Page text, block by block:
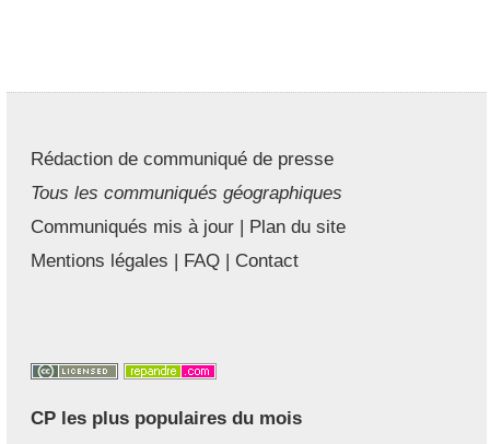
Rédaction de communiqué de presse
Tous les communiqués géographiques
Communiqués mis à jour | Plan du site
Mentions légales | FAQ | Contact
CP les plus populaires du mois